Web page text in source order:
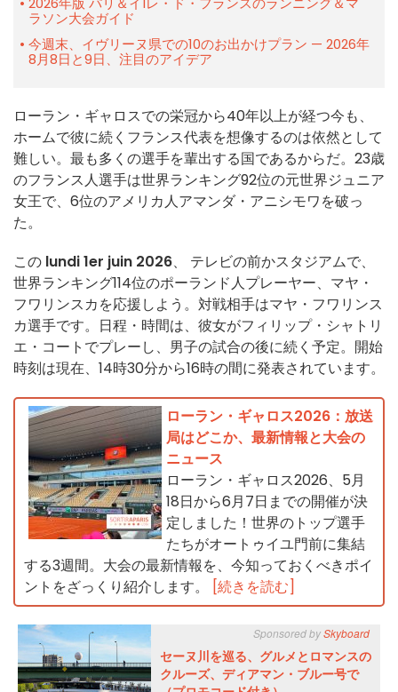
ラソン大会ガイド
今週末、イヴリーヌ県での10のお出かけプラン — 2026年
8月8日と9日、注目のアイデア
ローラン・ギャロスでの栄冠から40年以上が経つ今も、
ホームで彼に続くフランス代表を想像するのは依然として
難しい。最も多くの選手を輩出する国であるからだ。23歳
のフランス人選手は世界ランキング92位の元世界ジュニア
女王で、6位のアメリカ人アマンダ・アニシモワを破っ
た。
この lundi 1er juin 2026、
テレビの前かスタジアムで、
世界ランキング114位のポーランド人プレーヤー、マヤ・
フワリンスカを応援しよう。対戦相手はマヤ・フワリンス
カ選手です。日程・時間は、彼女がフィリップ・シャトリ
エ・コートでプレーし、男子の試合の後に続く予定。開始
時刻は現在、14時30分から16時の間に発表されています。
ローラン・ギャロス2026：放送
局はどこか、最新情報と大会の
ニュース
ローラン・ギャロス2026、5月
18日から6月7日までの開催が決
定しました！世界のトップ選手
たちがオートゥイユ門前に集結
する3週間。大会の最新情報を、今知っておくべきポイ
ントをざっくり紹介します。
[続きを読む]